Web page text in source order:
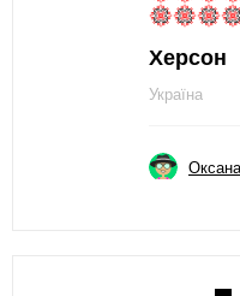
Херсон
Україна